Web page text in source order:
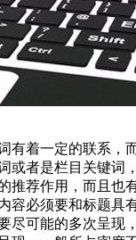
有着一定的联系，
或者是栏目关键词
推荐作用，而且也
容必须要和标题具
尽可能的多次呈现